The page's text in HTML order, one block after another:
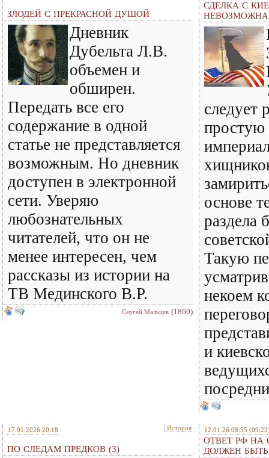
ЗЛОДЕЙ С ПРЕКРАСНОЙ ДУШОЙ
Дневник
Дубельта Л.В.
объемен и
обширен.
Передать все его
содержание в одной
статье не представляется
возможным. Но дневник
доступен в электронной
сети. Уверяю
любознательных
читателей, что он не
менее интересен, чем
рассказы из истории на
ТВ Мединского В.Р.
Сергей Мальцев (1860)
СДЕЛКА С
следует
простую
основе
раздела
Такую
некоем
и
17.01.2026 20:18 История
ПО СЛЕДАМ ПРЕДКОВ (3)
12.01.26 08:55
ОТВЕТ РФ НА
ДОЛЖЕН